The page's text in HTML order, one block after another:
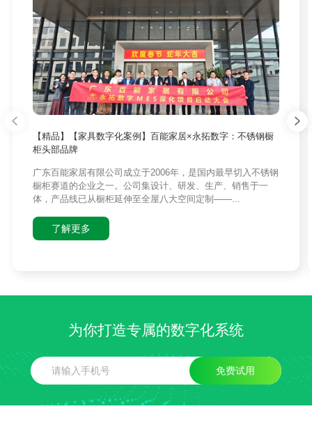
【精品】【家具数字化案例】百能家居×永拓数字：不锈钢橱
柜头部品牌
广东百能家居有限公司成立于2006年，是国内最早切入不锈钢
橱柜赛道的企业之一。公司集设计、研发、生产、销售于一
体，产品线已从橱柜延伸至全屋八大空间定制——...
了解更多
为你打造专属的数字化系统
免费试用